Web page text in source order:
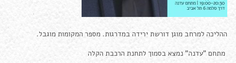
ההליכה למרחב מוגן דורשת ירידה במדרגות. מספר המקומות מוגבל.
מתחם "עדנה" נמצא בסמוך לתחנת הרכבת הקלה